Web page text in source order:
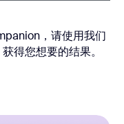
，请使用我们
得您想要的结果。